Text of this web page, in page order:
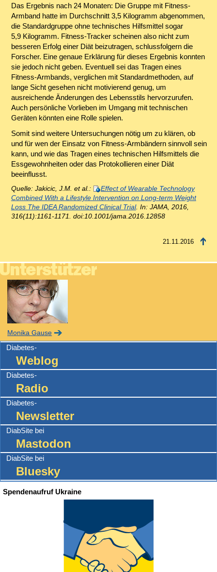
Das Ergebnis nach 24 Monaten: Die Gruppe mit Fitness-
Armband hatte im Durchschnitt 3,5 Kilogramm abgenommen,
die Standardgruppe ohne technisches Hilfsmittel sogar
5,9 Kilogramm. Fitness-Tracker scheinen also nicht zum
besseren Erfolg einer Diät beizutragen, schlussfolgern die
Forscher. Eine genaue Erklärung für dieses Ergebnis konnten
sie jedoch nicht geben. Eventuell sei das Tragen eines
Fitness-Armbands, verglichen mit Standardmethoden, auf
lange Sicht gesehen nicht motivierend genug, um
ausreichende Änderungen des Lebensstils hervorzurufen.
Auch persönliche Vorlieben im Umgang mit technischen
Geräten könnten eine Rolle spielen.
Somit sind weitere Untersuchungen nötig um zu klären, ob
und für wen der Einsatz von Fitness-Armbändern sinnvoll sein
kann, und wie das Tragen eines technischen Hilfsmittels die
Essgewohnheiten oder das Protokollieren einer Diät
beeinflusst.
Quelle: Jakicic, J.M. et al.:
Effect of Wearable Technology
Combined With a Lifestyle Intervention on Long-term Weight
Loss The IDEA Randomized Clinical Trial. In: JAMA, 2016,
316(11):1161-1171. doi:10.1001/jama.2016.12858
21.11.2016
Monika Gause
Diabetes-
Weblog
Diabetes-
Radio
Diabetes-
Newsletter
DiabSite bei
Mastodon
DiabSite bei
Bluesky
Spendenaufruf Ukraine